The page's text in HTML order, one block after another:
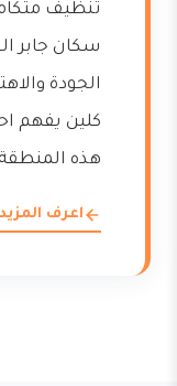
تنظيف
سكان جابر
الجودة
كلين يفهم
هذه المنطقة
اعرف